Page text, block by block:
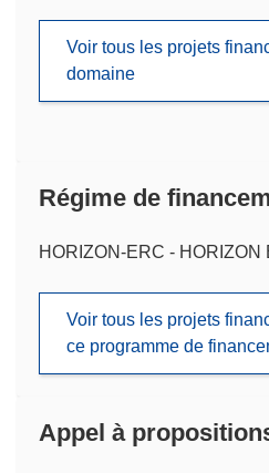
Voir tous les projets
domaine
Régime de
HORIZON-ERC - HORIZON
Voir tous les projets
ce programme de
Appel à